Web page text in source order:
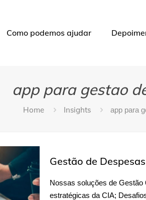
Como podemos ajudar
app para gestao
Home Insights app para
Gestão de
Nossas soluções de Gestão
estratégicas da CIA;